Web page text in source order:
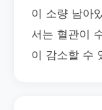
이 소량 남아
서는 혈관이
이 감소할 수